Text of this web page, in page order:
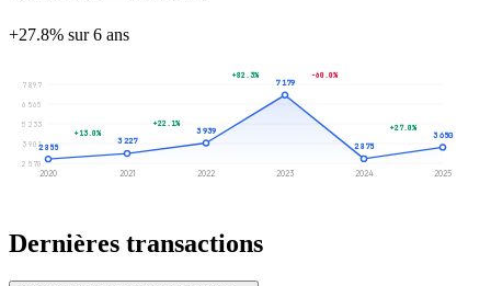
+27.8% sur 6 ans
2 570
3 901
5 233
6 565
7 897
2 855
2020
3 227
2021
3 939
2022
7 179
2023
2 875
2024
3 650
2025
+13.0%
+22.1%
+82.3% -60.0%
+27.0%
Dernières transactions